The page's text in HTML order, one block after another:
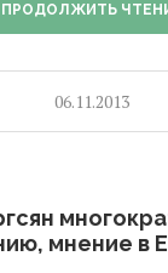
ПРОДОЛЖИТЬ
06.11.2013
мнение в